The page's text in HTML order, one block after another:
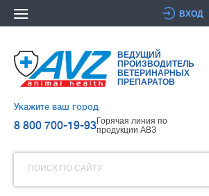
ВХОД
ВЕДУЩИЙ
ПРОИЗВОДИТЕЛЬ
ВЕТЕРИНАРНЫХ
ПРЕПАРАТОВ
Укажите ваш город
8 800 700-19-93Горячая линия по
продукции АВЗ
ПОИСК ПО САЙТУ